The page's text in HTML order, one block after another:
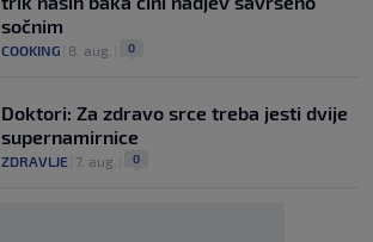
sočnim
COOKING 8. aug. 0
Doktori: Za zdravo srce treba jesti dvije
supernamirnice
ZDRAVLJE 7. aug. 0